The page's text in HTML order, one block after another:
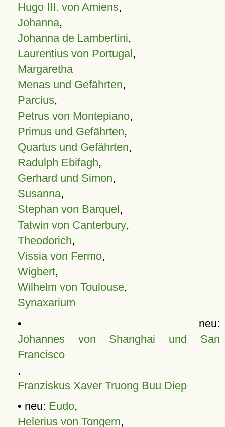
Hugo III. von Amiens,
Johanna,
Johanna de Lambertini,
Laurentius von Portugal,
Margaretha
Menas und Gefährten,
Parcius,
Petrus von Montepiano,
Primus und Gefährten,
Quartus und Gefährten,
Radulph Ebifagh,
Gerhard und Simon,
Susanna,
Stephan von Barquel,
Tatwin von Canterbury,
Theodorich,
Vissia von Fermo,
Wigbert,
Wilhelm von Toulouse,
Synaxarium
• neu:
Johannes von Shanghai und San
Francisco
,
Franziskus Xaver Truong Buu Diep
• neu: Eudo,
Helerius von Tongern,